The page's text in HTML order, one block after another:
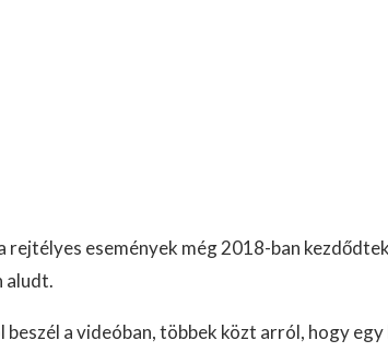
rejtélyes események még 2018-ban
aludt.
a videóban, többek közt arról, hogy